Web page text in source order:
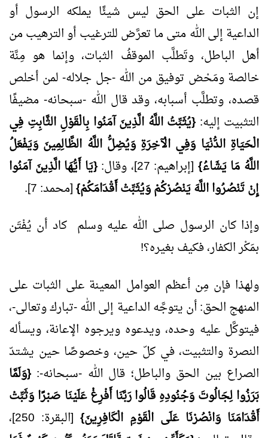
إن الثبات على الحق ليس شيئًا يملكه الرسول أو
الداعية إلى الله متى ما تعرَّض للترغيب أو الترهيب من
أهل الباطل، وتَطلَّب الموقفُ الثبات، وإنما هو مِنَّة
خالصة ومَحْض توفيق من الله -جل جلاله- لمن أخلص
قصده، وتطلَّب أسبابه، وقد قال الله -سبحانه- مضيفًا
التثبيت إليه:{يُثَبِّتُ اللَّهُ الَّذِينَ آمَنُوا بِالْقَوْلِ الثَّابِتِ فِي
الْحَيَاةِ الدُّنْيَا وَفِي الْآخِرَةِ وَيُضِلُّ اللَّهُ الظَّالِمِينَ وَيَفْعَلُ
اللَّهُ مَا يَشَاءُ} [إبراهيم: 27]، وقال:
{يَا أَيُّهَا الَّذِينَ آمَنُوا
إِنْ تَنْصُرُوا اللَّهَ يَنْصُرْكُمْ وَيُثَبِّتْ أَقْدَامَكُمْ}[محمد: 7].
وإذا كان الرسول صلى الله عليه وسلم كاد أن يُفْتَن
بمَكْر الكفار، فكيف بغيره؟!
ولهذا فإن مِن أعظم العوامل المعينة على الثبات على
المنهج الحق: أن يتوجَّه الداعية إلى الله -تبارك وتعالى-،
فيتوكَّل عليه وحده، ويدعوه ويرجوه الإعانة، ويسأله
النصرة والتثبيت، في كلّ حين، وخصوصًا حين يشتدّ
الصراع بين الحق والباطل؛ قال الله -سبحانه-:{وَلَمَّا
بَرَزُوا لِجَالُوتَ وَجُنُودِهِ قَالُوا رَبَّنَا أَفْرِغْ عَلَيْنَا صَبْرًا وَثَبِّتْ
أَقْدَامَنَا وَانْصُرْنَا عَلَى الْقَوْمِ الْكَافِرِينَ}
[البقرة: 250]،